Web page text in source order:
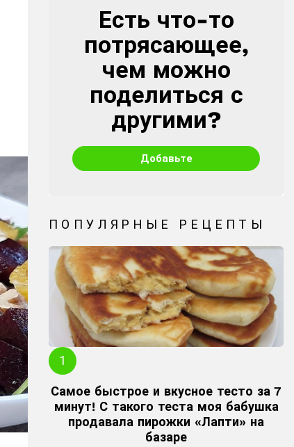
CREATE
Есть что-то
потрясающее,
чем можно
поделиться с
другими?
Добавьте
ПОПУЛЯРНЫЕ РЕЦЕПТЫ
Самое быстрое и вкусное тесто за 7
минут! С такого теста моя бабушка
продавала пирожки «Лапти» на
базаре